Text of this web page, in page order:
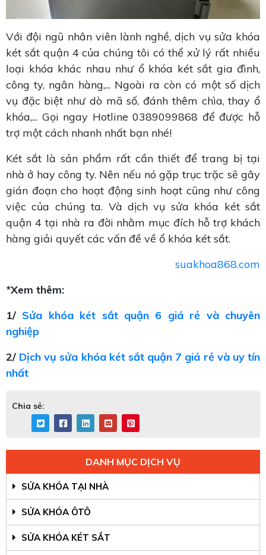
Với đội ngũ nhân viên lành nghề, dịch vụ sửa khóa
két sắt quận 4 của chúng tôi có thể xử lý rất nhiều
loại khóa khác nhau như ổ khóa két sắt gia đình,
công ty, ngân hàng,... Ngoài ra còn có một số dịch
vụ đặc biệt như dò mã số, đánh thêm chìa, thay ổ
khóa,... Gọi ngay Hotline 0389099868 để được hỗ
trợ một cách nhanh nhất bạn nhé!
Két sắt là sản phẩm rất cần thiết để trang bị tại
nhà ở hay công ty. Nên nếu nó gặp trục trặc sẽ gây
gián đoạn cho hoạt động sinh hoạt cũng như công
việc của chúng ta. Và dịch vụ sửa khóa két sắt
quận 4 tại nhà ra đời nhằm mục đích hỗ trợ khách
hàng giải quyết các vấn đề về ổ khóa két sắt.
suakhoa868.com
*Xem thêm:
1/ Sửa khóa két sắt quận 6 giá rẻ và chuyên
nghiệp
2/ Dịch vụ sửa khóa két sắt quận 7 giá rẻ và uy tín
nhất
Chia sẻ:
DANH MỤC DỊCH VỤ
SỬA KHÓA TẠI NHÀ
SỬA KHÓA ÔTÔ
SỬA KHÓA KÉT SẮT